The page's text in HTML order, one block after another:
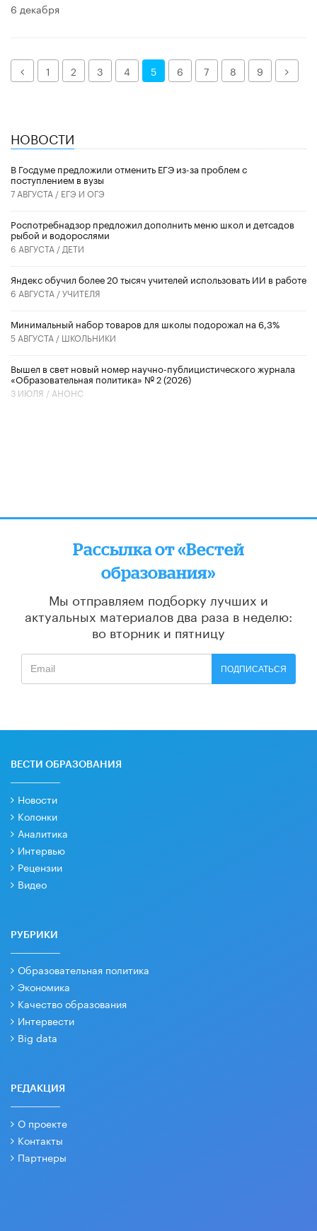
6 декабря
Назад1 2 3 4 5 6 7 8 9 Далее
НОВОСТИ
В Госдуме предложили отменить ЕГЭ из-за проблем с
поступлением в вузы
7 АВГУСТА / ЕГЭ И ОГЭ
Роспотребнадзор предложил дополнить меню школ и детсадов
рыбой и водорослями
6 АВГУСТА / ДЕТИ
​Яндекс обучил более 20 тысяч учителей использовать ИИ в работе
6 АВГУСТА /УЧИТЕЛЯ
Минимальный набор товаров для школы подорожал на 6,3%
5 АВГУСТА / ШКОЛЬНИКИ
Вышел в свет новый номер научно-публицистического журнала
«Образовательная политика» № 2 (2026)
3 ИЮЛЯ / АНОНС
Рассылка от «Вестей
образования»
Мы отправляем подборку лучших и
актуальных материалов два раза в неделю:
во вторник и пятницу
ПОДПИСАТЬСЯ
ВЕСТИ ОБРАЗОВАНИЯ
Новости
Колонки
Аналитика
Интервью
Рецензии
Видео
РУБРИКИ
Образовательная политика
Экономика
Качество образования
Интервести
Big data
РЕДАКЦИЯ
О проекте
Контакты
Партнеры